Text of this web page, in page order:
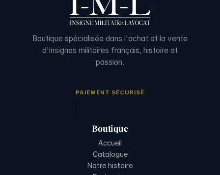
Boutique spécialisée dans l'achat et la vente
d'insignes militaires français, histoire et
passion.
PAIEMENT SÉCURISÉ
Boutique
Accueil
Catalogue
Notre histoire